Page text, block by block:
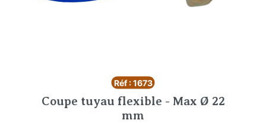
Réf : 1673
Coupe tuyau flexible - Max Ø 22
mm